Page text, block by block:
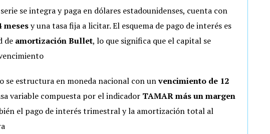
se integra y paga en dólares estadounidenses, cuenta con
mesesy una tasa fija a licitar. El esquema de pago de interés es
de amortización Bullet, lo que significa que el capital se
se estructura en moneda nacional con unvencimiento de 12
variable compuesta por el indicador TAMAR más un margen
el pago de interés trimestral y la amortización total al